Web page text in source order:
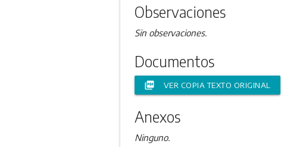
Observaciones
Sin observaciones.
Documentos
picture_as_pdf VER COPIA TEXTO ORIGINAL
Anexos
Ninguno.